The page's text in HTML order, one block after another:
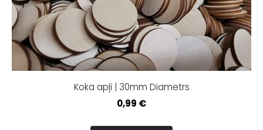
Koka apļi | 30mm Diametrs
0,99 €